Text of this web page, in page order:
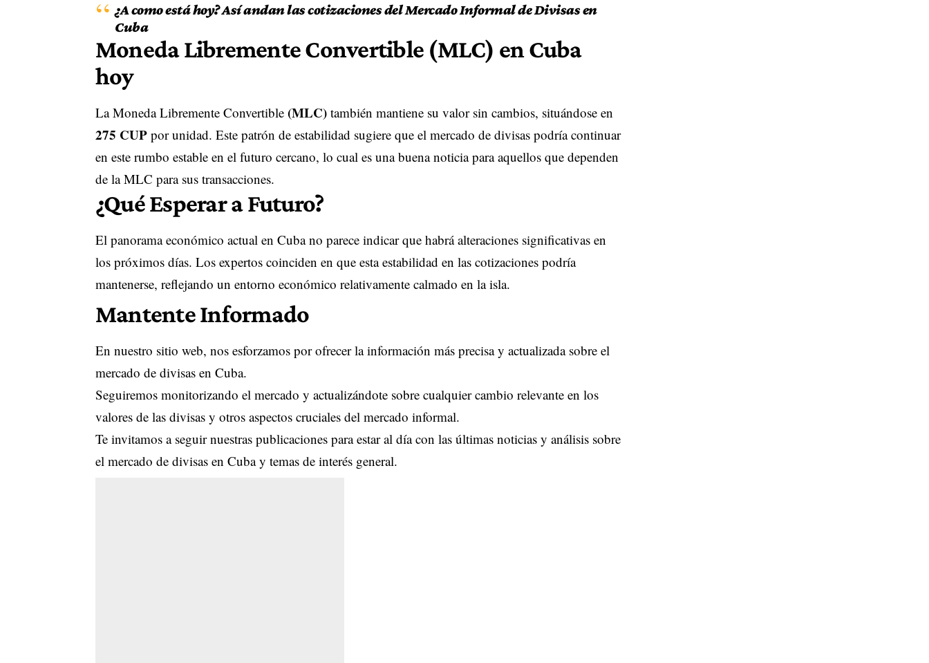
¿A como está hoy? Así andan las cotizaciones del Mercado Informal de Divisas en
Cuba
Moneda Libremente Convertible (MLC) en Cuba
hoy
La Moneda Libremente Convertible (MLC) también mantiene su valor sin cambios, situándose en
275 CUPpor unidad. Este patrón de estabilidad sugiere que el mercado de divisas podría continuar
en este rumbo estable en el futuro cercano, lo cual es una buena noticia para aquellos que dependen
de la MLC para sus transacciones.
¿Qué Esperar a Futuro?
El panorama económico actual en Cuba no parece indicar que habrá alteraciones significativas en
los próximos días. Los expertos coinciden en que esta estabilidad en las cotizaciones podría
mantenerse, reflejando un entorno económico relativamente calmado en la isla.
Mantente Informado
En nuestro sitio web, nos esforzamos por ofrecer la información más precisa y actualizada sobre el
mercado de divisas en Cuba.
Seguiremos monitorizando el mercado y actualizándote sobre cualquier cambio relevante en los
valores de las divisas y otros aspectos cruciales del mercado informal.
Te invitamos a seguir nuestras publicaciones para estar al día con las últimas noticias y análisis sobre
el mercado de divisas en Cuba y temas de interés general.